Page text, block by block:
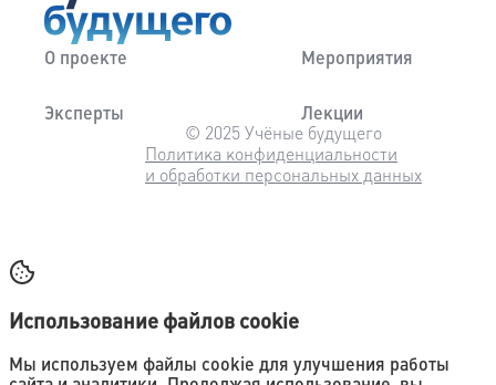
О проекте Мероприятия
Эксперты Лекции
© 2025 Учёные будущего
Политика конфиденциальности
и обработки персональных данных
Использование файлов cookie
Мы используем файлы cookie для улучшения работы